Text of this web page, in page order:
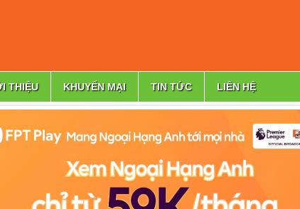
THIỆU KHUYẾN MẠI TIN TỨC LIÊN HỆ